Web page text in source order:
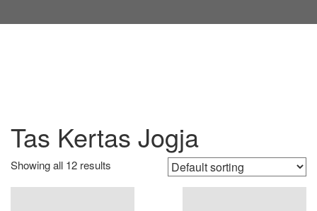
Tas Kertas Jogja
Showing all 12 results